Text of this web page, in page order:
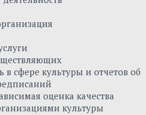
в сфере культуры и отчетов об
оценка качества
культуры